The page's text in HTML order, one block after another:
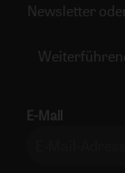
Newsletter
E-Mail